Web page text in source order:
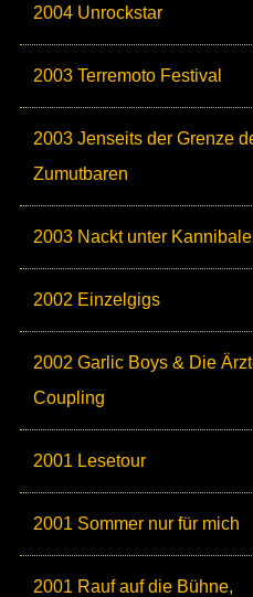
2004 Unrockstar
2003 Terremoto Festival
2003 Jenseits der Grenze
Zumutbaren
2003 Nackt unter
2002 Einzelgigs
2002 Garlic Boys & Die
Coupling
2001 Lesetour
2001 Sommer nur für mich
2001 Rauf auf die Bühne,